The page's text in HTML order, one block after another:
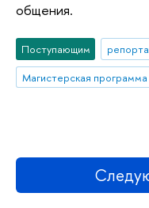
общения.
Поступающим